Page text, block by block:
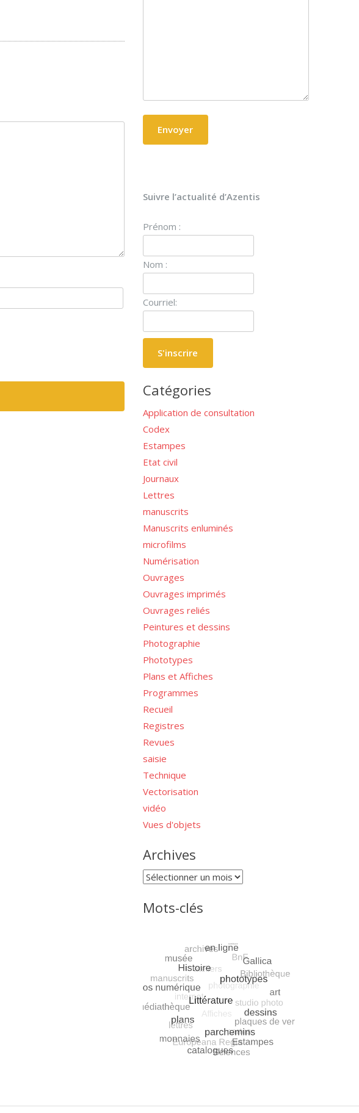
Suivre l’actualité d’Azentis
Prénom :
Nom :
Courriel:
Catégories
Application de consultation
Codex
Estampes
Etat civil
Journaux
Lettres
manuscrits
Manuscrits enluminés
microfilms
Numérisation
Ouvrages
Ouvrages imprimés
Ouvrages reliés
Peintures et dessins
Photographie
Phototypes
Plans et Affiches
Programmes
Recueil
Registres
Revues
saisie
Technique
Vectorisation
vidéo
Vues d'objets
Archives
Archives
Mots-clés